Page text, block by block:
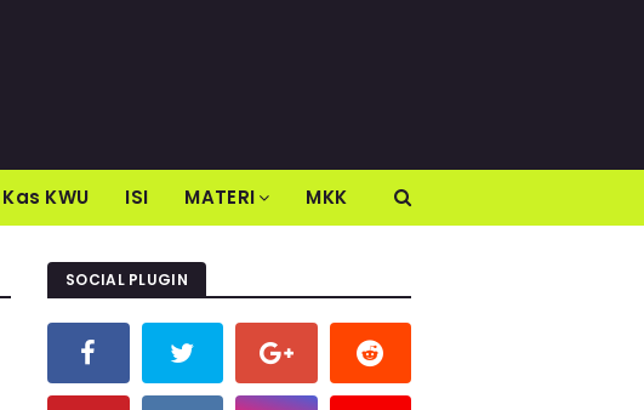
Kas KWU ISI MATERI MKK
SOCIAL PLUGIN